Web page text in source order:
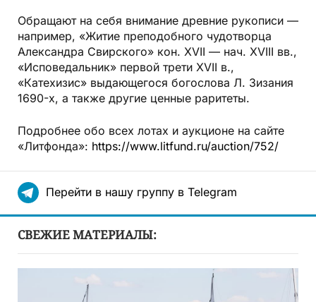
Обращают на себя внимание древние рукописи —
например, «Житие преподобного чудотворца
Александра Свирского» кон. XVII — нач. XVIII вв.,
«Исповедальник» первой трети XVII в.,
«Катехизис» выдающегося богослова Л. Зизания
1690-х, а также другие ценные раритеты.
Подробнее обо всех лотах и аукционе на сайте
«Литфонда»: https://www.litfund.ru/auction/752/
Перейти в нашу группу в Telegram
СВЕЖИЕ МАТЕРИАЛЫ: